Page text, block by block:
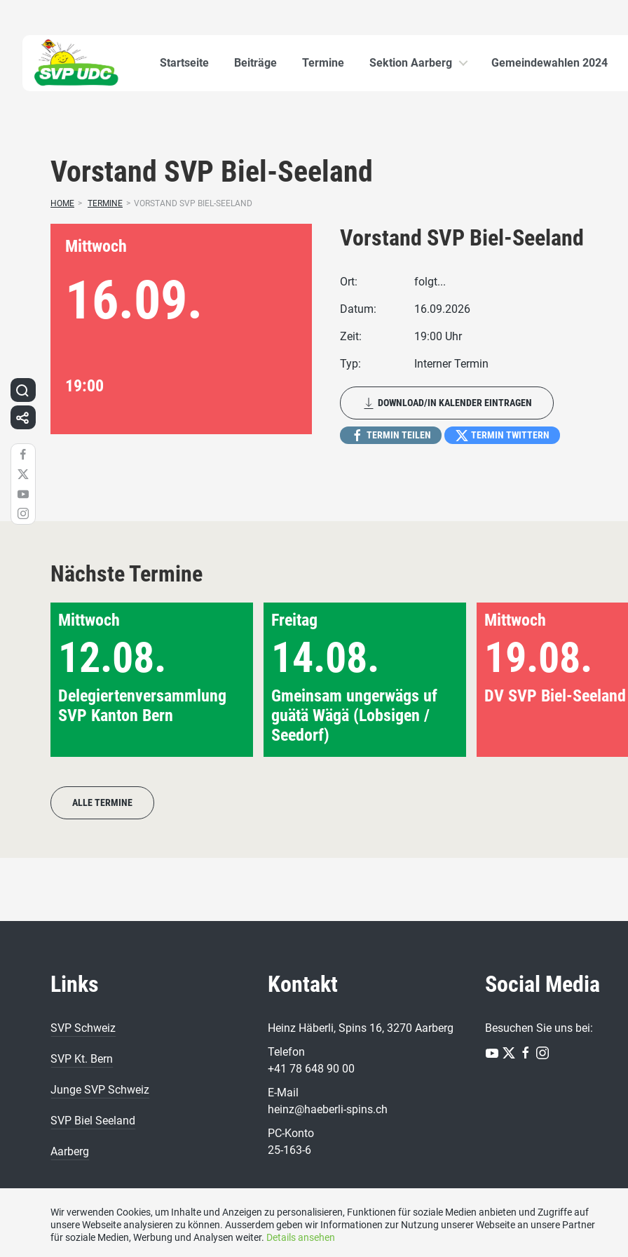
Startseite Beiträge Termine Sektion Aarberg Gemeindewahlen 2024
Vorstand SVP Biel-Seeland
HOME > TERMINE > VORSTAND SVP BIEL-SEELAND
Mittwoch
16.09.
19:00
Vorstand SVP Biel-Seeland
Ort: folgt...
Datum: 16.09.2026
Zeit: 19:00 Uhr
Typ: Interner Termin
DOWNLOAD/IN KALENDER EINTRAGEN
TERMIN TEILEN TERMIN TWITTERN
Nächste Termine
Mittwoch
12.08.
Delegiertenversammlung
SVP Kanton Bern
Freitag
14.08.
Gmeinsam ungerwägs uf
guätä Wägä (Lobsigen /
Seedorf)
Mittwoch
19.08.
DV SVP Biel-Seeland
ALLE TERMINE
Links
SVP Schweiz
SVP Kt. Bern
Junge SVP Schweiz
SVP Biel Seeland
Aarberg
Kontakt
Heinz Häberli, Spins 16, 3270 Aarberg
Telefon
+41 78 648 90 00
E-Mail
heinz@haeberli-spins.ch
PC-Konto
25-163-6
Social Media
Besuchen Sie uns bei:
Startseite|Beiträge|Mitmachen|Termine|Sektion Aarberg
Wir verwenden Cookies, um Inhalte und Anzeigen zu personalisieren, Funktionen für soziale Medien anbieten und Zugriffe auf
unsere Webseite analysieren zu können. Ausserdem geben wir Informationen zur Nutzung unserer Webseite an unsere Partner
für soziale Medien, Werbung und Analysen weiter. Details ansehen